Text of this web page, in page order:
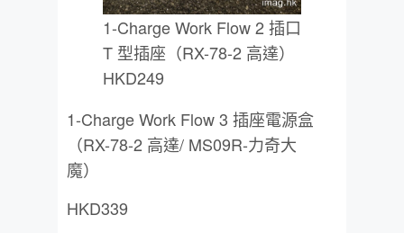
1-Charge Work Flow 2 插口
T 型插座（RX-78-2 高達）
HKD249
1-Charge Work Flow 3 插座電源盒
（RX-78-2 高達/ MS09R-力奇大
魔）
HKD339